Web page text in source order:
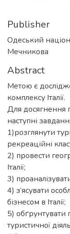
Publisher
Одеський
Мечникова
Abstract
Метою є
комплексу Італії.
Для досягнення
наступні
1)розглянути
рекреаційні
2) провести
Італії;
3)
4) з’ясувати
бізнесом в Італії;
5)
туристичної